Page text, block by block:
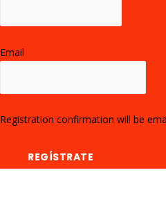
Email
Registration confirmation will be